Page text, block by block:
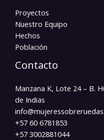
Proyectos
Nuestro Equipo
Hechos
Población
Contacto
Manzana K, Lote 24 – B.
de Indias
+57 60 6781853
+57 3002881044